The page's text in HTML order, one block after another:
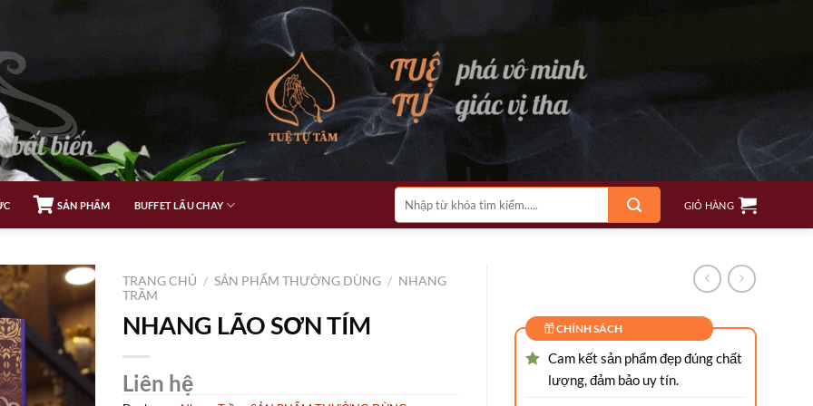
SẢN PHẨM BUFFET LẨU CHAY
Tìm
kiếm:
GIỎ HÀNG
TRANG CHỦ / SẢN PHẨM THƯỜNG DÙNG / NHANG
TRẦM
NHANG LÃO SƠN TÍM
Liên hệ
CHÍNH SÁCH
Cam kết sản phẩm đẹp đúng chất
lượng, đảm bảo uy tín.